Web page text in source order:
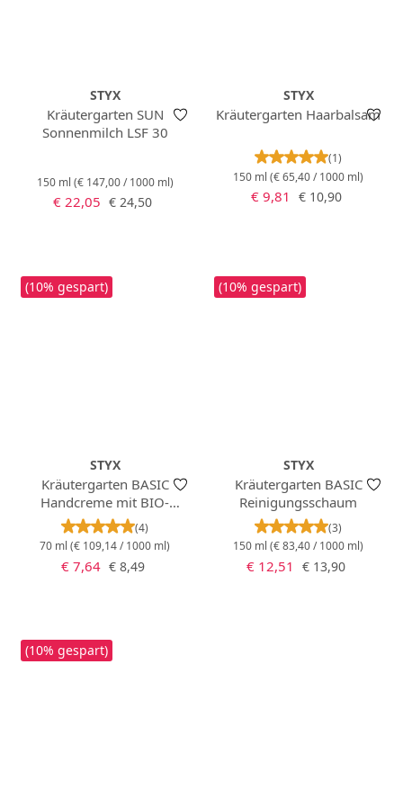
STYX
Kräutergarten SUN
Sonnenmilch LSF 30
150 ml (€ 147,00 / 1000 ml)
Verkaufspreis:
€ 22,05 Regulärer Preis:
€ 24,50
STYX
Kräutergarten Haarbalsam
(1)
150 ml (€ 65,40 / 1000 ml)
Verkaufspreis:
€ 9,81 Regulärer Preis:
€ 10,90
(10% gespart)
STYX
Kräutergarten BASIC
Handcreme mit BIO-
Ringelblume
Durchschnittliche Bewertung von 5 von 5
(4)
70 ml (€ 109,14 / 1000 ml)
Verkaufspreis:
€ 7,64 Regulärer Preis:
€ 8,49
(10% gespart)
STYX
Kräutergarten BASIC
Reinigungsschaum
(3)
150 ml (€ 83,40 / 1000 ml)
Verkaufspreis:
€ 12,51 Regulärer Preis:
€ 13,90
(10% gespart)